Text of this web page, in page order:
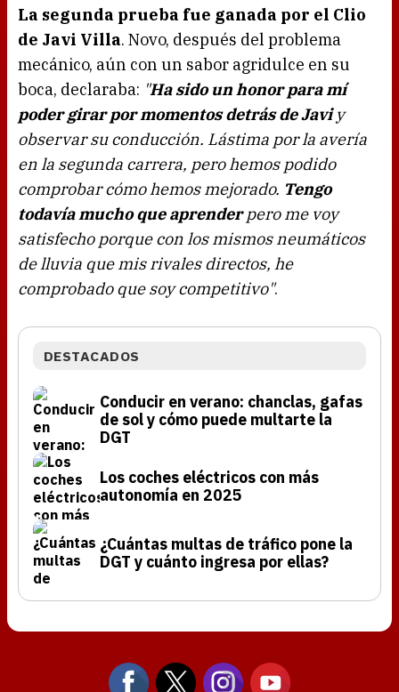
La segunda prueba fue ganada por el Clio
de Javi Villa. Novo, después del problema
mecánico, aún con un sabor agridulce en su
boca, declaraba: "Ha sido un honor para mí
poder girar por momentos detrás de Javiy
observar su conducción. Lástima por la avería
en la segunda carrera, pero hemos podido
comprobar cómo hemos mejorado. Tengo
todavía mucho que aprenderpero me voy
satisfecho porque con los mismos neumáticos
de lluvia que mis rivales directos, he
comprobado que soy competitivo".
DESTACADOS
Conducir en verano: chanclas, gafas
de sol y cómo puede multarte la
DGT
Los coches eléctricos con más
autonomía en 2025
¿Cuántas multas de tráfico pone la
DGT y cuánto ingresa por ellas?